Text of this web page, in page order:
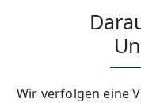
Wir verfolgen eine